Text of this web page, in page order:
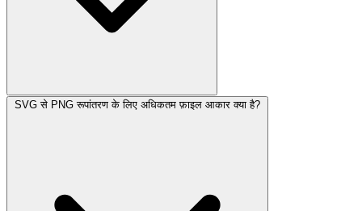
SVG से PNG रूपांतरण के लिए अधिकतम फ़ाइल आकार क्या है?